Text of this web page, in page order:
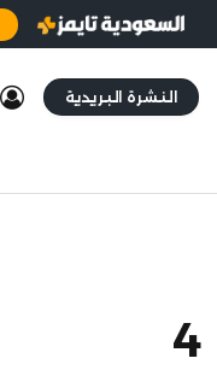
النشرة البريدية
أرامكو تُصدر سندات بقيمة 4 مليارات دولار موزعة على 4